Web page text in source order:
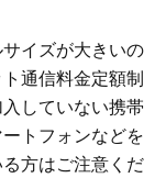
イズが大きいの
通信料金定額制
していない携帯
トフォンなどを
方はご注意くだ